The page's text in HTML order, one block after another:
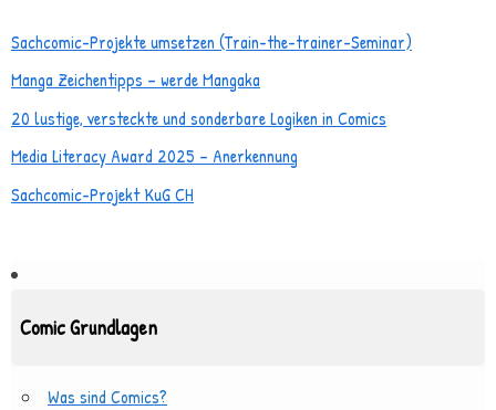
Comic Grundlagen
Was sind Comics?
Sachcomic-Projekte umsetzen (Train-the-trainer-Seminar)
Manga Zeichentipps – werde Mangaka
20 lustige, versteckte und sonderbare Logiken in Comics
Media Literacy Award 2025 – Anerkennung
Sachcomic-Projekt KuG CH